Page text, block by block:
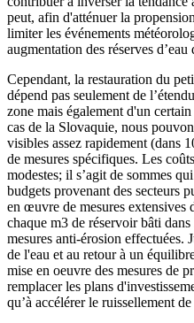
peut, afin d'atténuer la
limiter les événements
augmentation des réserves
Cependant, la restauration du
dépend pas seulement de
zone mais également d'un
cas de la Slovaquie, nous
visibles assez rapidement (dans
de mesures spécifiques. Les
modestes; il s’agit de sommes
budgets provenant des secteurs
en œuvre de mesures extensives
chaque m3 de réservoir bâti
mesures anti-érosion effectuées.
de l'eau et au retour à un
mise en oeuvre des mesures de
remplacer les plans
qu’à accélérer le ruissellement